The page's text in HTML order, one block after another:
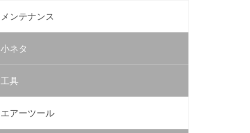
メンテナンス
小ネタ
工具
エアーツール